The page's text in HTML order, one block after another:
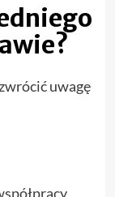
uwagę